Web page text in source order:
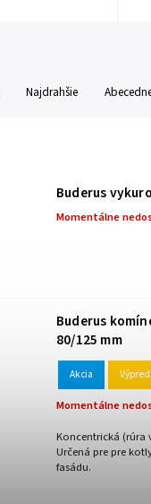
Najdrahšie
Buderus
Momentálne
Buderus
80/125 mm
Akcia
Momentálne
Koncentrická (rúra
Určená pre pre
fasádu.